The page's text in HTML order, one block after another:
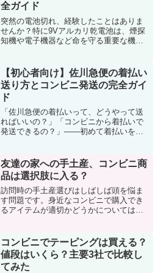
全ガイド
突然の電池切れ、経験したことはありま
せんか？特に9Vアルカリ乾電池は、煙探
知機や電子機器など命を守る重要な機器
そんな時に強い味方となるのが、全国ど
こでも気軽に立ち寄れる...
【初心者向け】佐川急便の着払い
送り方とコンビニ発送の完全ガイ
ド
「佐川急便の着払いって、どうやって送
ればいいの？」「コンビニから着払いで
発送できるの？」――初めて着払いを利
する着払いは、取引やギフトの際に便利
なサービスですが、正しい...
友達の家への手土産、コンビニ商
品は選択肢に入る？
訪問時の手土産選びはしばしば頭を悩ま
す問題です。身近なコンビニで購入でき
るアイテムが適切かどうかについては意
ています。質の高い商品を選べば、友達
も喜んでくれるでしょう。...
コンビニでテーピングは買える？
値段はいくら？主要3社で比較し
てみた